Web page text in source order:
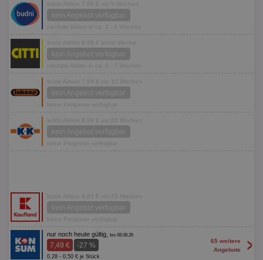
letzte Aktion 7,99 € vor 5 Wochen
kein Angebot verfügbar
nächste Aktion in ca. 3 - 4 Wochen
letzte Aktion 8,66 € letzte Woche
kein Angebot verfügbar
nächste Aktion in ca. 6 - 7 Wochen
letzte Aktion 7,99 € vor 12 Wochen
kein Angebot verfügbar
keine Prognose verfügbar
letzte Aktion 8,99 € vor 55 Wochen
kein Angebot verfügbar
keine Prognose verfügbar
letzte Aktion 6,66 € vor 25 Wochen
kein Angebot verfügbar
keine Prognose verfügbar
nur noch heute gültig, bis 08.08.26
7,49 € -27 %
0,28 - 0,50 € je Stück
65 weitere
Angebote
>